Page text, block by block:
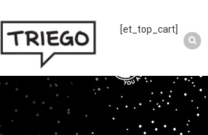
[et_top_cart]